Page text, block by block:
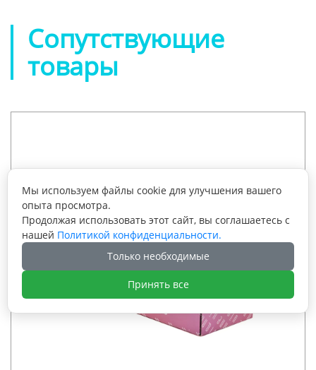
Сопутствующие
товары
Мы используем файлы cookie для улучшения вашего
опыта просмотра.
Продолжая использовать этот сайт, вы соглашаетесь с
нашей Политикой конфиденциальности.
Только необходимые
Принять все